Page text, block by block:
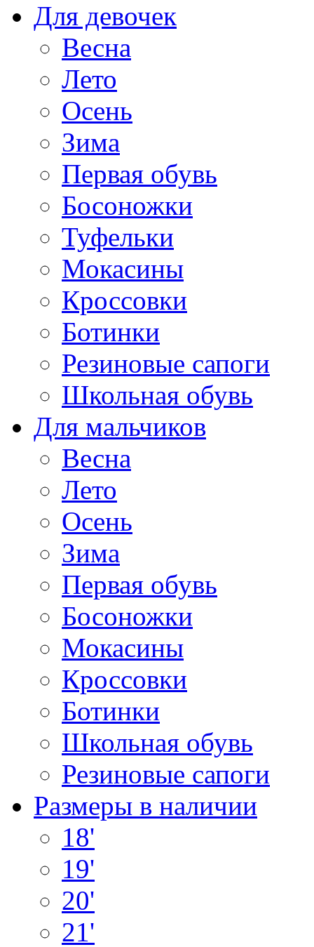
Для девочек
Весна
Лето
Осень
Зима
Первая обувь
Босоножки
Туфельки
Мокасины
Кроссовки
Ботинки
Резиновые сапоги
Школьная обувь
Для мальчиков
Весна
Лето
Осень
Зима
Первая обувь
Босоножки
Мокасины
Кроссовки
Ботинки
Школьная обувь
Резиновые сапоги
Размеры в наличии
18'
19'
20'
21'